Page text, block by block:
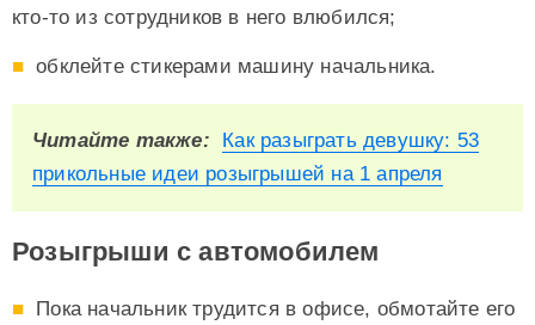
кто-то из сотрудников в него влюбился;
обклейте стикерами машину начальника.
Читайте также:
Как разыграть девушку: 53
прикольные идеи розыгрышей на 1 апреля
Розыгрыши с автомобилем
Пока начальник трудится в офисе, обмотайте его